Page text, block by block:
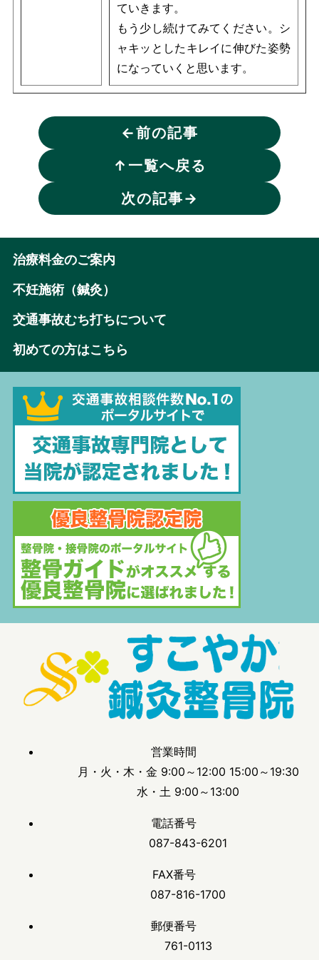
ていきます。
もう少し続けてみてください。シ
ャキッとしたキレイに伸びた姿勢
になっていくと思います。
←前の記事
↑ 一覧へ戻る
次の記事→
治療料金のご案内
不妊施術（鍼灸）
交通事故むち打ちについて
初めての方はこちら
営業時間
月・火・木・金 9:00～12:00 15:00～19:30
水・土 9:00～13:00
電話番号
087-843-6201
FAX番号
087-816-1700
郵便番号
761-0113